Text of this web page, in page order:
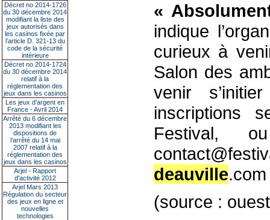
Décret no 2014-1726
du 30 décembre 2014
modifiant la liste des
jeux autorisés dans
les casinos fixée par
l’article D. 321-13 du
code de la sécurité
intérieure
Décret no 2014-1724
du 30 décembre 2014
relatif à la
réglementation des
jeux dans les casinos
Les jeux d’argent en
France - Avril 2014
Arrêté du 6 décembre
2013 modifiant les
dispositions de
l’arrêté du 14 mai
2007 relatif à la
réglementation des
jeux dans les casinos
Arjel - Rapport
d'activité 2012
Arjel Mars 2013
Régulation du secteur
des jeux en ligne et
nouvelles
technologies
«
indique
curieux à
Salon des
venir
inscriptions
Festival,
deauville.com
(source :